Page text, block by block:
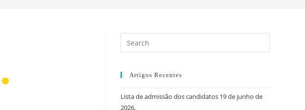
search
Escape
Artigos Recentes
Lista de admissão dos candidatos 19 de junho de
2026,